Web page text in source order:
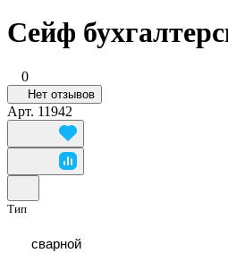
Сейф
0
Нет отзывов
Арт. 11942
Тип
сварной